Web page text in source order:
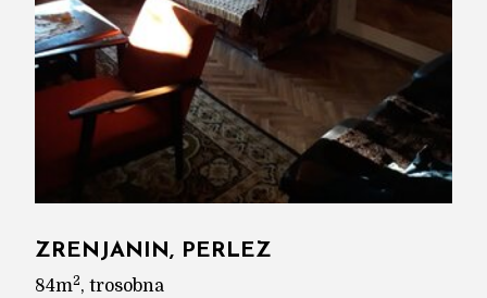
ZRENJANIN, PERLEZ
84m2, trosobna